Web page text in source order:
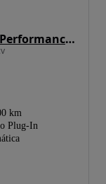
BMW 530 e iPerformance Pack M
km
Plug-In